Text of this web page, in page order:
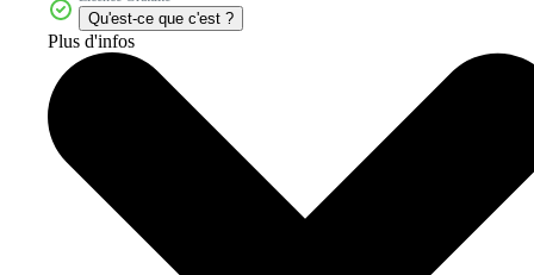
Qu'est-ce que c'est ?
Plus d'infos